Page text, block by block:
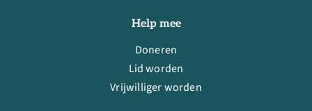
Help mee
Doneren
Lid worden
Vrijwilliger worden